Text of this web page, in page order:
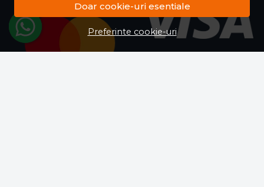
Doar cookie-uri esentiale
Preferinte cookie-uri